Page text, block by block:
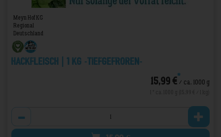
Meyn Hof KG
Regional
Deutschland
Hackfleisch | 1 kg -TIEFGEFROREN-
15,99 €*/ ca. 1000 g